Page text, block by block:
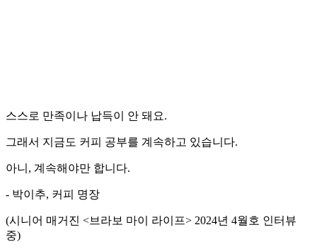
스스로 만족이나 납득이 안 돼요.
그래서 지금도 커피 공부를 계속하고 있습니다.
아니, 계속해야만 합니다.
- 박이추, 커피 명장
(시니어 매거진 <브라보 마이 라이프> 2024년 4월호 인터뷰
중)